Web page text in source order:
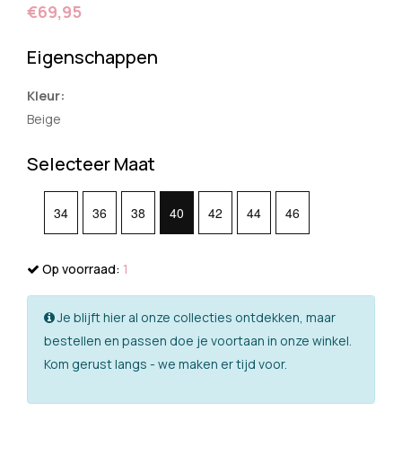
€69,95
Eigenschappen
Kleur:
Beige
Selecteer Maat
34 36 38 40 42 44 46
Op voorraad: 1
Je blijft hier al onze collecties ontdekken, maar
bestellen en passen doe je voortaan in onze winkel.
Kom gerust langs - we maken er tijd voor.